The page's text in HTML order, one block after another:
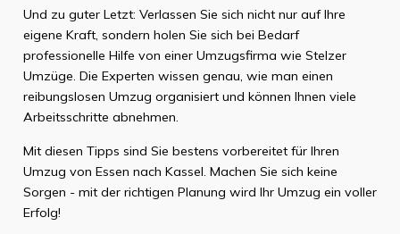
Und zu guter Letzt: Verlassen Sie sich nicht nur auf Ihre
eigene Kraft, sondern holen Sie sich bei Bedarf
professionelle Hilfe von einer Umzugsfirma wie Stelzer
Umzüge. Die Experten wissen genau, wie man einen
reibungslosen Umzug organisiert und können Ihnen viele
Arbeitsschritte abnehmen.
Mit diesen Tipps sind Sie bestens vorbereitet für Ihren
Umzug von Essen nach Kassel. Machen Sie sich keine
Sorgen - mit der richtigen Planung wird Ihr Umzug ein voller
Erfolg!